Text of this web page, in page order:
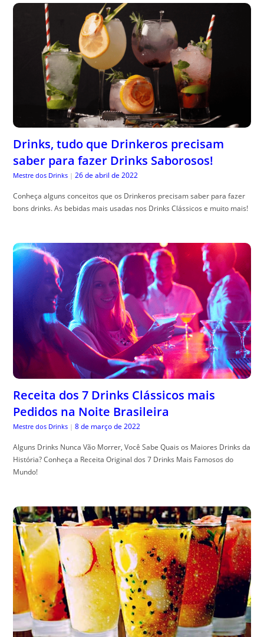
Drinks, tudo que Drinkeros precisam
saber para fazer Drinks Saborosos!
Mestre dos Drinks | 26 de abril de 2022
Conheça alguns conceitos que os Drinkeros precisam saber para fazer
bons drinks. As bebidas mais usadas nos Drinks Clássicos e muito mais!
Receita dos 7 Drinks Clássicos mais
Pedidos na Noite Brasileira
Mestre dos Drinks | 8 de março de 2022
Alguns Drinks Nunca Vão Morrer, Você Sabe Quais os Maiores Drinks da
História? Conheça a Receita Original dos 7 Drinks Mais Famosos do
Mundo!